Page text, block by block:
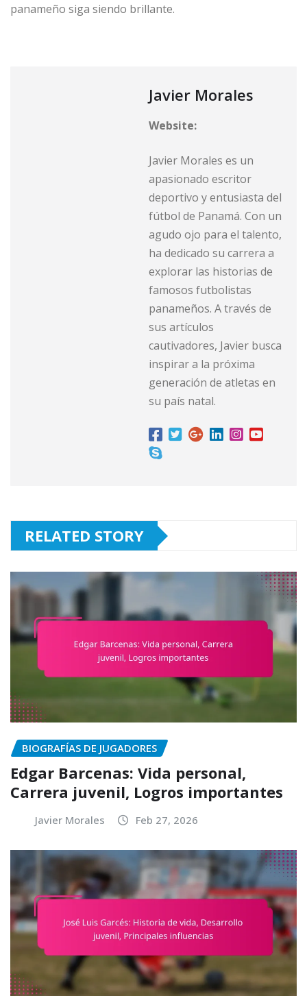
panameño siga siendo brillante.
Javier Morales
Website:
Javier Morales es un
apasionado escritor
deportivo y entusiasta del
fútbol de Panamá. Con un
agudo ojo para el talento,
ha dedicado su carrera a
explorar las historias de
famosos futbolistas
panameños. A través de
sus artículos
cautivadores, Javier busca
inspirar a la próxima
generación de atletas en
su país natal.
RELATED STORY
BIOGRAFÍAS DE JUGADORES
Edgar Barcenas: Vida personal,
Carrera juvenil, Logros importantes
Javier Morales Feb 27, 2026